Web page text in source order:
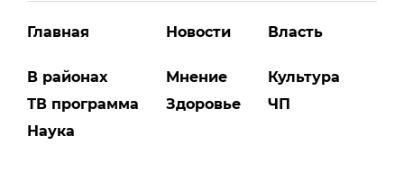
Главная
В районах
ТВ программа
Наука
Новости
Мнение
Здоровье
Власть
Культура
ЧП